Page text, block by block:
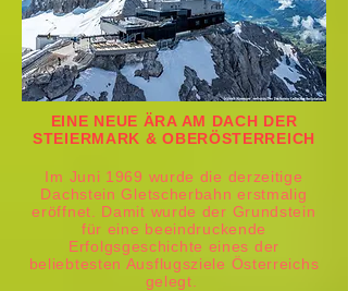
EINE NEUE ÄRA AM DACH DER
STEIERMARK & OBERÖSTERREICH
Im Juni 1969 wurde die derzeitige
Dachstein Gletscherbahn erstmalig
eröffnet. Damit wurde der Grundstein
für eine beeindruckende
Erfolgsgeschichte eines der
beliebtesten Ausflugsziele Österreichs
gelegt.